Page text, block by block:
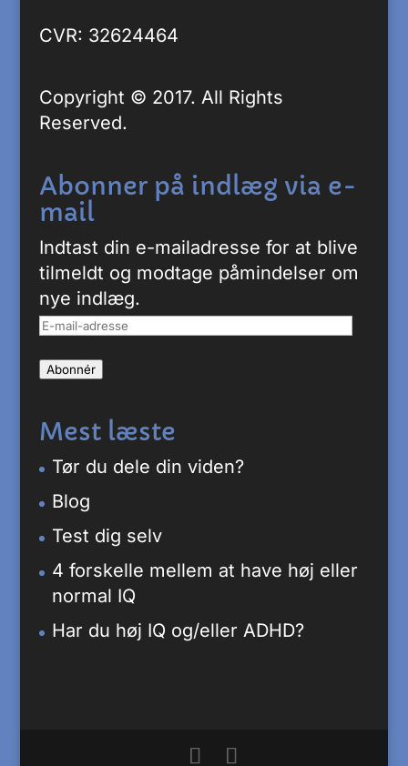
CVR: 32624464
Copyright © 2017. All Rights
Reserved.
Abonner på indlæg via e-
mail
Indtast din e-mailadresse for at blive
tilmeldt og modtage påmindelser om
nye indlæg.
E-
adresse
Abonnér
Mest læste
Tør du dele din viden?
Blog
Test dig selv
4 forskelle mellem at have høj eller
normal IQ
Har du høj IQ og/eller ADHD?